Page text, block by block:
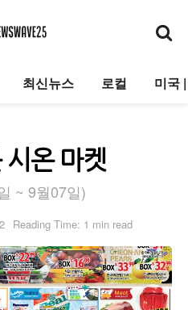
최신뉴스 로컬 미국
시온 마켓
~ 9월07일)
Reading Time: 1 min read